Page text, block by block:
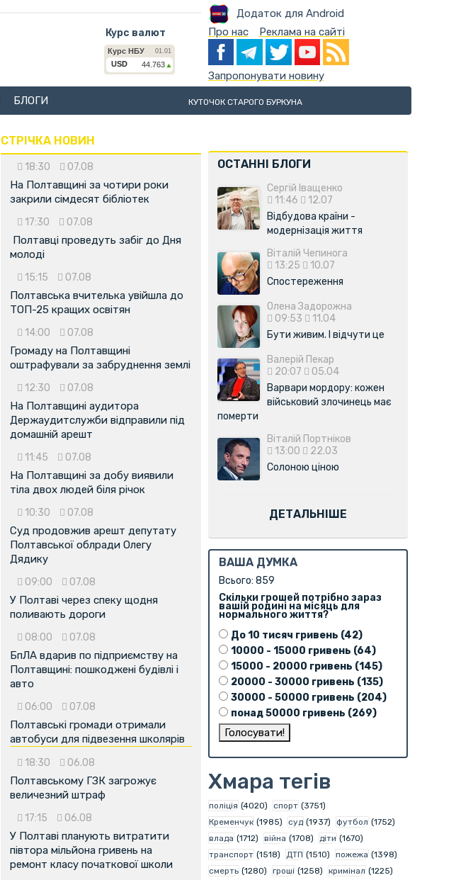
Додаток для Android
Курс валют Про нас Реклама на сайті
Запропонувати новину
БЛОГИ КУТОЧОК СТАРОГО БУРКУНА
СТРІЧКА НОВИН
18:30 07.08
На Полтавщині за чотири роки
закрили сімдесят бібліотек
17:30 07.08
Полтавці проведуть забіг до Дня
молоді
15:15 07.08
Полтавська вчителька увійшла до
ТОП-25 кращих освітян
14:00 07.08
Громаду на Полтавщині
оштрафували за забруднення землі
12:30 07.08
На Полтавщині аудитора
Держаудитслужби відправили під
домашній арешт
11:45 07.08
На Полтавщині за добу виявили
тіла двох людей біля річок
10:30 07.08
Суд продовжив арешт депутату
Полтавської облради Олегу
Дядику
09:00 07.08
У Полтаві через спеку щодня
поливають дороги
08:00 07.08
БпЛА вдарив по підприємству на
Полтавщині: пошкоджені будівлі і
авто
06:00 07.08
Полтавські громади отримали
автобуси для підвезення школярів
18:30 06.08
Полтавському ГЗК загрожує
величезний штраф
17:15 06.08
У Полтаві планують витратити
півтора мільйона гривень на
ремонт класу початкової школи
ОСТАННІ БЛОГИ
Сергій Іващенко
11:46
12.07
Відбудова країни -
модернізація життя
Віталій Чепинога
13:25
10.07
Спостереження
Олена Задорожна
09:53
11.04
Бути живим. І відчути це
Валерій Пекар
20:07
05.04
Варвари мордору: кожен
військовий злочинець має
померти
Віталій Портніков
13:00
22.03
Солоною ціною
ДЕТАЛЬНІШЕ
ВАША ДУМКА
Всього: 859
Скільки грошей потрібно зараз
вашій родині на місяць для
нормального життя?
До 10 тисяч гривень (42)
10000 - 15000 гривень (64)
15000 - 20000 гривень (145)
20000 - 30000 гривень (135)
30000 - 50000 гривень (204)
понад 50000 гривень (269)
Хмара тегів
поліція (4020) спорт (3751)
Кременчук (1985) суд (1937) футбол (1752)
влада (1712) війна (1708) діти (1670)
транспорт (1518) ДТП (1510) пожежа (1398)
смерть (1280) гроші (1258) кримінал (1225)